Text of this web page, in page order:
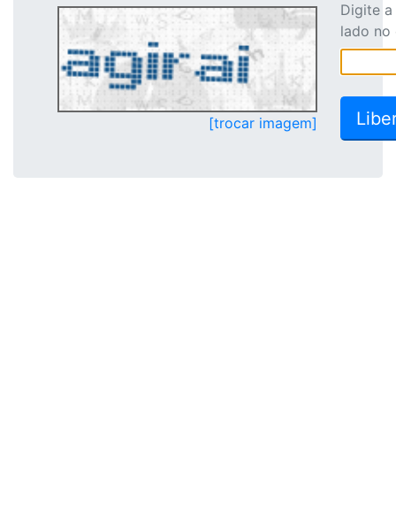
[trocar imagem]
Digite
lado no